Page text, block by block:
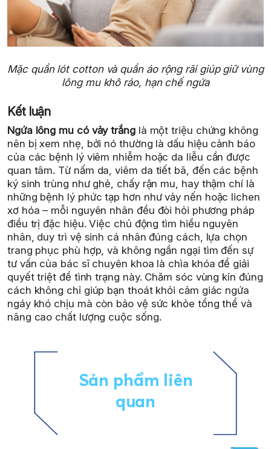
Mặc quần lót cotton và quần áo rộng rãi giúp giữ vùng
lông mu khô ráo, hạn chế ngứa
Kết luận
Ngứa lông mu có vảy trắnglà một triệu chứng không
nên bị xem nhẹ, bởi nó thường là dấu hiệu cảnh báo
của các bệnh lý viêm nhiễm hoặc da liễu cần được
quan tâm. Từ nấm da, viêm da tiết bã, đến các bệnh
ký sinh trùng như ghẻ, chấy rận mu, hay thậm chí là
những bệnh lý phức tạp hơn như vảy nến hoặc lichen
xơ hóa – mỗi nguyên nhân đều đòi hỏi phương pháp
điều trị đặc hiệu. Việc chủ động tìm hiểu nguyên
nhân, duy trì vệ sinh cá nhân đúng cách, lựa chọn
trang phục phù hợp, và không ngần ngại tìm đến sự
tư vấn của bác sĩ chuyên khoa là chìa khóa để giải
quyết triệt để tình trạng này. Chăm sóc vùng kín đúng
cách không chỉ giúp bạn thoát khỏi cảm giác ngứa
ngáy khó chịu mà còn bảo vệ sức khỏe tổng thể và
nâng cao chất lượng cuộc sống.
Sản phẩm liên
quan